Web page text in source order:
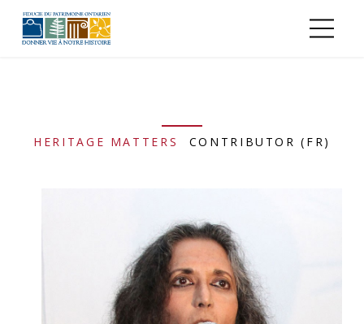
HERITAGE MATTERS CONTRIBUTOR (FR)